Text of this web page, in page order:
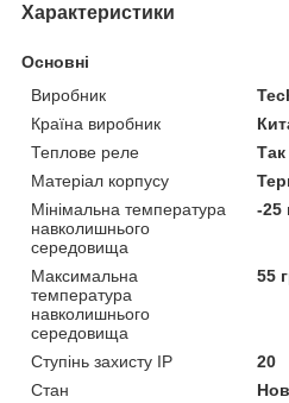
Характеристики
Основні
Виробник
Країна виробник
Теплове реле
Так
Матеріал корпусу
Мінімальна температура
навколишнього
середовища
-25
Максимальна
температура
навколишнього
середовища
55
Ступінь захисту IP
20
Стан